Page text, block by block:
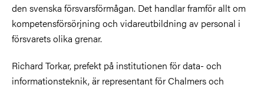
den svenska försvarsförmågan. Det handlar framför allt om
kompetensförsörjning och vidareutbildning av personal i
försvarets olika grenar.
Richard Torkar, prefekt på institutionen för data- och
informationsteknik, är representant för Chalmers och